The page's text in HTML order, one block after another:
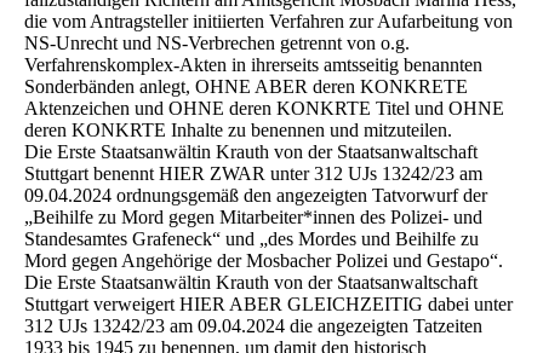
die vom Antragsteller initiierten Verfahren zur Aufarbeitung von
NS-Unrecht und NS-Verbrechen getrennt von o.g.
Verfahrenskomplex-Akten in ihrerseits amtsseitig benannten
Sonderbänden anlegt, OHNE ABER deren KONKRETE
Aktenzeichen und OHNE deren KONKRTE Titel und OHNE
deren KONKRTE Inhalte zu benennen und mitzuteilen.
Die Erste Staatsanwältin Krauth von der Staatsanwaltschaft
Stuttgart benennt HIER ZWAR unter 312 UJs 13242/23 am
09.04.2024 ordnungsgemäß den angezeigten Tatvorwurf der
„Beihilfe zu Mord gegen Mitarbeiter*innen des Polizei- und
Standesamtes Grafeneck“ und „des Mordes und Beihilfe zu
Mord gegen Angehörige der Mosbacher Polizei und Gestapo“.
Die Erste Staatsanwältin Krauth von der Staatsanwaltschaft
Stuttgart verweigert HIER ABER GLEICHZEITIG dabei unter
312 UJs 13242/23 am 09.04.2024 die angezeigten Tatzeiten
1933 bis 1945 zu benennen, um damit den historisch